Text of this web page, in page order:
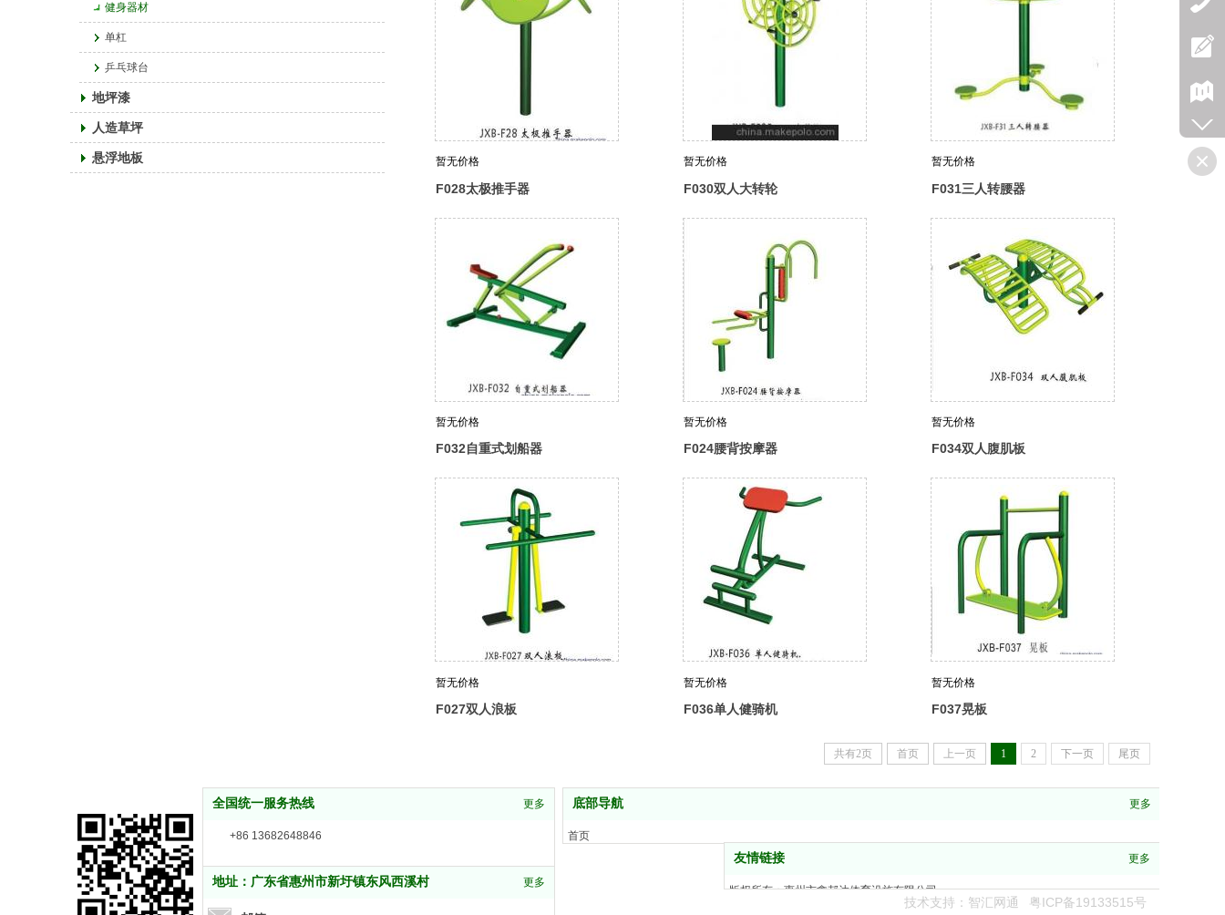
健身器材
单杠
乒乓球台
地坪漆
人造草坪
悬浮地板 暂无价格
F028太极推手器
暂无价格
F030双人大转轮
暂无价格
F031三人转腰器
暂无价格
F032自重式划船器
暂无价格
F024腰背按摩器
暂无价格
F034双人腹肌板
暂无价格
F027双人浪板
暂无价格
F036单人健骑机
暂无价格
F037晃板
共有2页 首页 上一页 1 2 下一页 尾页
全国统一服务热线 更多
+86 13682648846
地址：广东省惠州市新圩镇东风西溪村 更多
底部导航 更多
首页
友情链接 更多
版权所有：惠州市鑫邦达体育设施有限公司
粤ICP备19133515号
技术支持： 智汇网通